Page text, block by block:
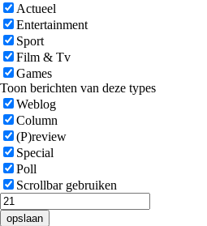
Actueel
Entertainment
Sport
Film & Tv
Games
Toon berichten van deze types
Weblog
Column
(P)review
Special
Poll
Scrollbar gebruiken
opslaan